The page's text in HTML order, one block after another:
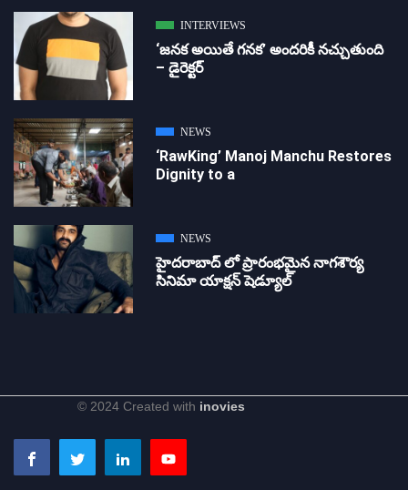
INTERVIEWS
‘జ‌న‌క అయితే గ‌న‌క‌’ అందరికీ నచ్చుతుంది
– డైరెక్ట‌ర్
NEWS
‘RawKing’ Manoj Manchu Restores
Dignity to a
NEWS
హైదరాబాద్ లో ప్రారంభమైన నాగశౌర్య
సినిమా యాక్షన్ షెడ్యూల్
© 2024 Created with inovies